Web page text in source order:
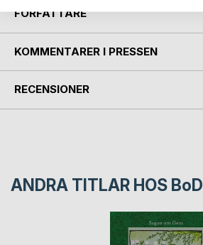
FÖRFATTARE
KOMMENTARER I PRESSEN
RECENSIONER
ANDRA TITLAR HOS BoD